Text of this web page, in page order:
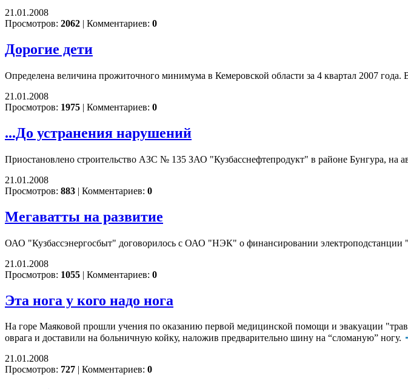
21.01.2008
Просмотров: 2062 | Комментариев: 0
Дорогие дети
Определена величина прожиточного минимума в Кемеровской области за 4 квартал 2007
21.01.2008
Просмотров: 1975 | Комментариев: 0
...До устранения нарушений
Приостановлено строительство АЗС № 135 ЗАО "Кузбасснефтепродукт" в районе Бунгура, на
21.01.2008
Просмотров: 883 | Комментариев: 0
Мегаватты на развитие
ОАО "Кузбассэнергосбыт" договорилось с ОАО "НЭК" о финансировании электроподстанции
21.01.2008
Просмотров: 1055 | Комментариев: 0
Эта нога у кого надо нога
На горе Маяковой прошли учения по оказанию первой медицинской помощи и эвакуации
оврага и доставили на больничную койку, наложив предварительно шину на “сломаную” ногу.
21.01.2008
Просмотров: 727 | Комментариев: 0